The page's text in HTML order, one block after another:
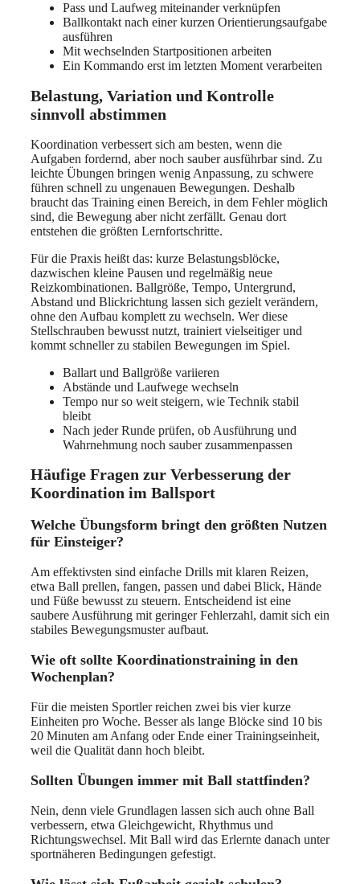
Pass und Laufweg miteinander verknüpfen
Ballkontakt nach einer kurzen Orientierungsaufgabe
ausführen
Mit wechselnden Startpositionen arbeiten
Ein Kommando erst im letzten Moment verarbeiten
Belastung, Variation und Kontrolle
sinnvoll abstimmen
Koordination verbessert sich am besten, wenn die
Aufgaben fordernd, aber noch sauber ausführbar sind. Zu
leichte Übungen bringen wenig Anpassung, zu schwere
führen schnell zu ungenauen Bewegungen. Deshalb
braucht das Training einen Bereich, in dem Fehler möglich
sind, die Bewegung aber nicht zerfällt. Genau dort
entstehen die größten Lernfortschritte.
Für die Praxis heißt das: kurze Belastungsblöcke,
dazwischen kleine Pausen und regelmäßig neue
Reizkombinationen. Ballgröße, Tempo, Untergrund,
Abstand und Blickrichtung lassen sich gezielt verändern,
ohne den Aufbau komplett zu wechseln. Wer diese
Stellschrauben bewusst nutzt, trainiert vielseitiger und
kommt schneller zu stabilen Bewegungen im Spiel.
Ballart und Ballgröße variieren
Abstände und Laufwege wechseln
Tempo nur so weit steigern, wie Technik stabil
bleibt
Nach jeder Runde prüfen, ob Ausführung und
Wahrnehmung noch sauber zusammenpassen
Häufige Fragen zur Verbesserung der
Koordination im Ballsport
Welche Übungsform bringt den größten Nutzen
für Einsteiger?
Am effektivsten sind einfache Drills mit klaren Reizen,
etwa Ball prellen, fangen, passen und dabei Blick, Hände
und Füße bewusst zu steuern. Entscheidend ist eine
saubere Ausführung mit geringer Fehlerzahl, damit sich ein
stabiles Bewegungsmuster aufbaut.
Wie oft sollte Koordinationstraining in den
Wochenplan?
Für die meisten Sportler reichen zwei bis vier kurze
Einheiten pro Woche. Besser als lange Blöcke sind 10 bis
20 Minuten am Anfang oder Ende einer Trainingseinheit,
weil die Qualität dann hoch bleibt.
Sollten Übungen immer mit Ball stattfinden?
Nein, denn viele Grundlagen lassen sich auch ohne Ball
verbessern, etwa Gleichgewicht, Rhythmus und
Richtungswechsel. Mit Ball wird das Erlernte danach unter
sportnäheren Bedingungen gefestigt.